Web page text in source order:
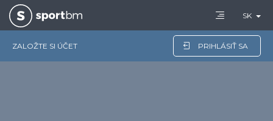
ZALOŽTE SI ÚČET PRIHLÁSIŤ SA
SK